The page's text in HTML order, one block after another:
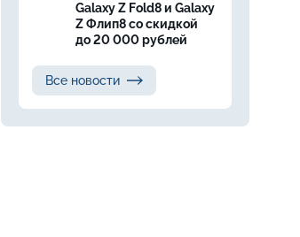
Galaxy Z Fold8 и Galaxy
Z Флип8 со скидкой
до 20 000 рублей
Все новости